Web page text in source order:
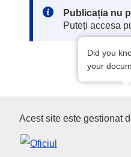
Note:
Publicația nu
Puteți accesa
Did you
your
Oficiul
Acest site este gestionat